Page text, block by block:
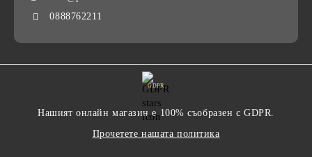
0888762211
GDPR
Нашият онлайн магазин е 100% съобразен с GDPR.
Прочетете нашата политика